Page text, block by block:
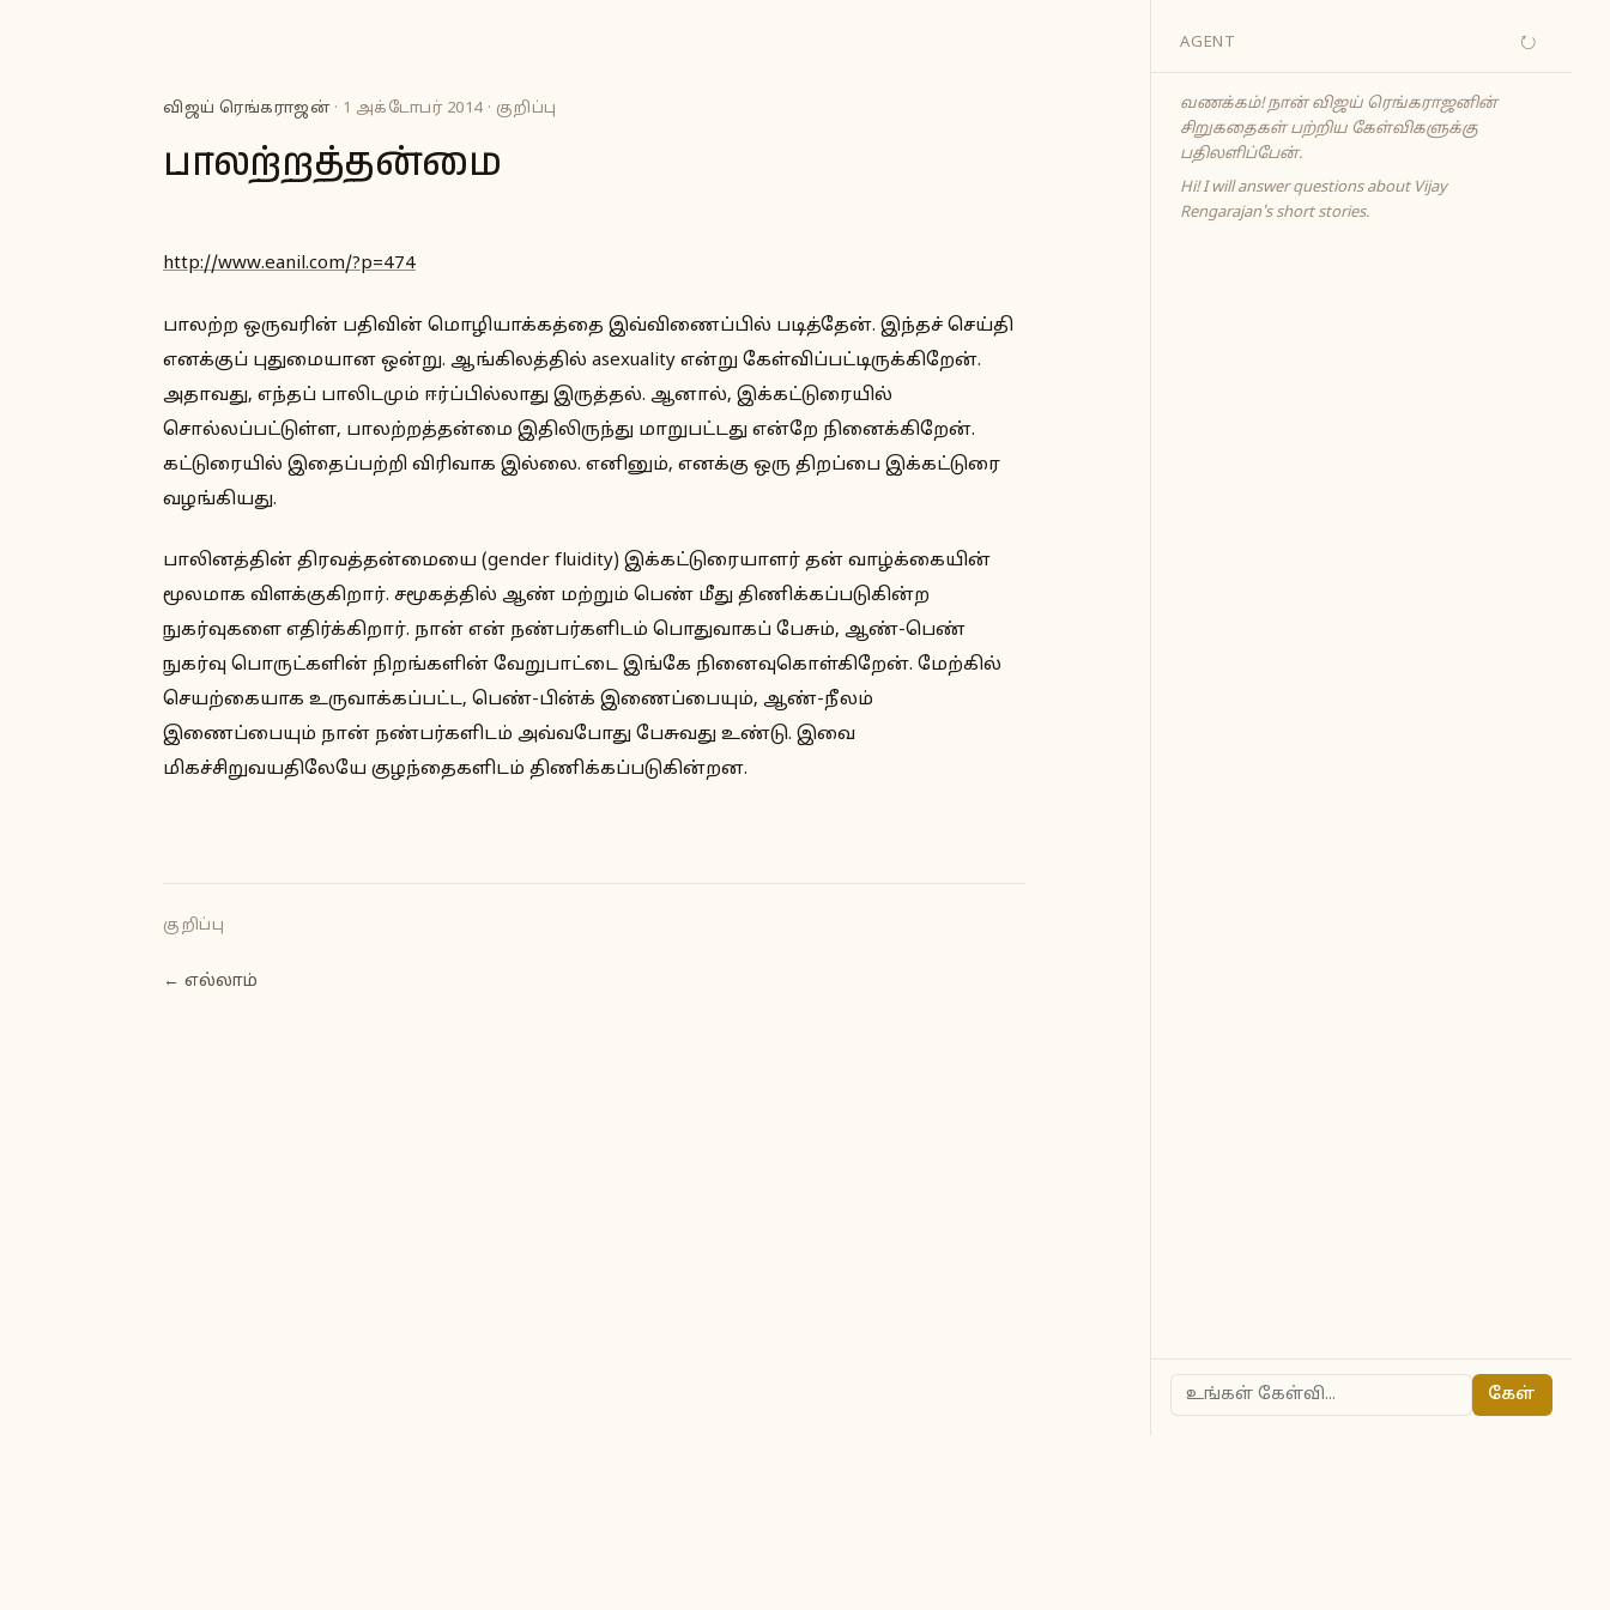
விஜய் ரெங்கராஜன்· 1 அக்டோபர் 2014 · குறிப்பு
பாலற்றத்தன்மை
http://www.eanil.com/?p=474
பாலற்ற ஒருவரின் பதிவின் மொழியாக்கத்தை இவ்விணைப்பில் படித்தேன். இந்தச் செய்தி
எனக்குப் புதுமையான ஒன்று. ஆங்கிலத்தில் asexuality என்று கேள்விப்பட்டிருக்கிறேன்.
அதாவது, எந்தப் பாலிடமும் ஈர்ப்பில்லாது இருத்தல். ஆனால், இக்கட்டுரையில்
சொல்லப்பட்டுள்ள, பாலற்றத்தன்மை இதிலிருந்து மாறுபட்டது என்றே நினைக்கிறேன்.
கட்டுரையில் இதைப்பற்றி விரிவாக இல்லை. எனினும், எனக்கு ஒரு திறப்பை இக்கட்டுரை
வழங்கியது.
பாலினத்தின் திரவத்தன்மையை (gender fluidity) இக்கட்டுரையாளர் தன் வாழ்க்கையின்
மூலமாக விளக்குகிறார். சமூகத்தில் ஆண் மற்றும் பெண் மீது திணிக்கப்படுகின்ற
நுகர்வுகளை எதிர்க்கிறார். நான் என் நண்பர்களிடம் பொதுவாகப் பேசும், ஆண்-பெண்
நுகர்வு பொருட்களின் நிறங்களின் வேறுபாட்டை இங்கே நினைவுகொள்கிறேன். மேற்கில்
செயற்கையாக உருவாக்கப்பட்ட, பெண்-பின்க் இணைப்பையும், ஆண்-நீலம்
இணைப்பையும் நான் நண்பர்களிடம் அவ்வபோது பேசுவது உண்டு. இவை
மிகச்சிறுவயதிலேயே குழந்தைகளிடம் திணிக்கப்படுகின்றன.
குறிப்பு
← எல்லாம்
AGENT ↻
வணக்கம்! நான் விஜய் ரெங்கராஜனின்
சிறுகதைகள் பற்றிய கேள்விகளுக்கு
பதிலளிப்பேன்.
Hi! I will answer questions about Vijay
Rengarajan's short stories.
கேள்